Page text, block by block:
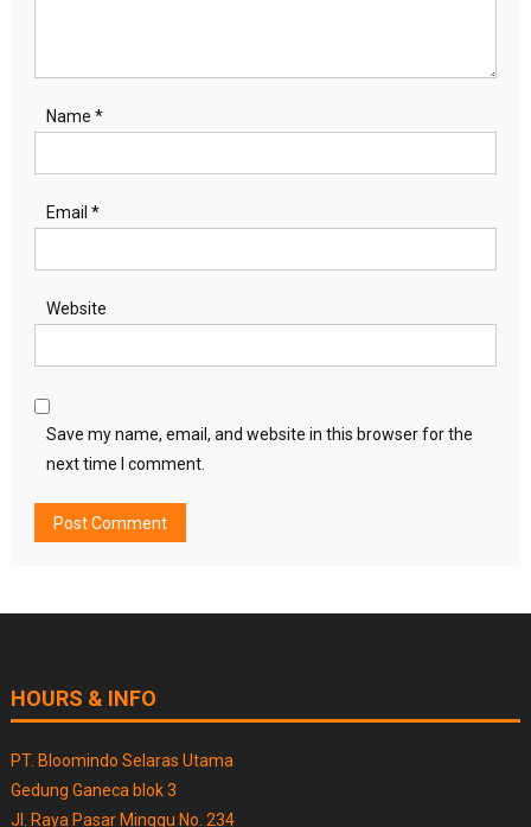
Name *
Email *
Website
Save my name, email, and website in this browser for the
next time I comment.
HOURS & INFO
PT. Bloomindo Selaras Utama
Gedung Ganeca blok 3
Jl. Raya Pasar Minggu No. 234